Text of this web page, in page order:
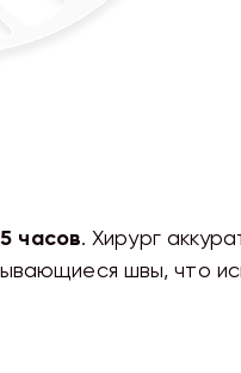
часов. Хирург
швы, что